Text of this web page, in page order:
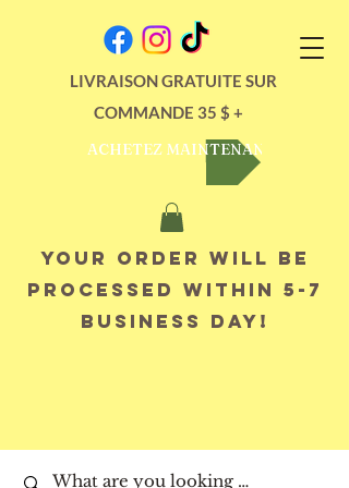
LIVRAISON GRATUITE SUR
COMMANDE 35 $ +
ACHETEZ MAINTENANT
Your order will be
processed within 5-7
business day!